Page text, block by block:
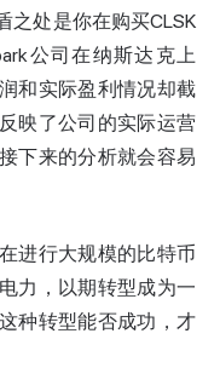
之处是你在购买CLSK
公司在纳斯达克上
和实际盈利情况却截
映了公司的实际运营
下来的分析就会容易
进行大规模的比特币
力，以期转型成为一
种转型能否成功，才